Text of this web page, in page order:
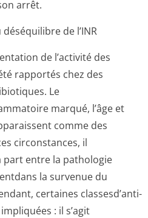
arrêt.
de l’INR
de l’activité des
rapportés chez des
Le
marqué, l’âge et
comme des
circonstances, il
entre la pathologie
la survenue du
certaines classesd’anti­
: il s’agit